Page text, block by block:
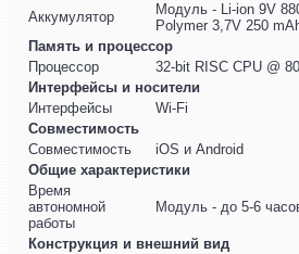
Аккумулятор
Модуль - Li-ion 9V
Polymer 3,7V 250
Память и процессор
Процессор
32-bit RISC CPU @
Интерфейсы и носители
Интерфейсы
Wi-Fi
Совместимость
Совместимость
iOS и Android
Общие характеристики
Время
автономной
работы
Модуль - до 5-6
Конструкция и внешний вид